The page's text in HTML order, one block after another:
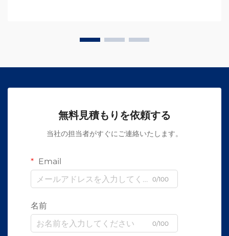
無料見積もりを依頼する
当社の担当者がすぐにご連絡いたします。
Email
0/100
名前
0/100